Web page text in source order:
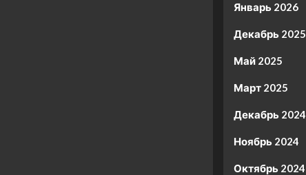
Январь 2026
Декабрь 2025
Май 2025
Март 2025
Декабрь 2024
Ноябрь 2024
Октябрь 2024